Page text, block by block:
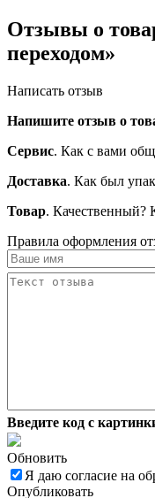
Отзывы о
переходом»
Написать отзыв
Напишите отзыв о
Сервис. Как с вами
Доставка. Как был
Товар. Качественный?
Правила оформления
Введите код с
Обновить
Я даю согласие на
Опубликовать